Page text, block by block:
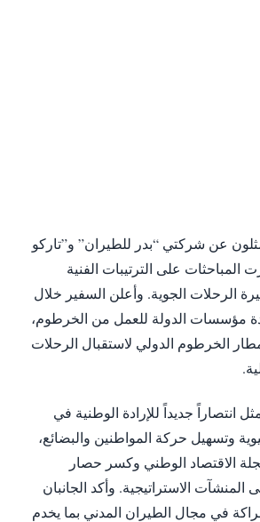
عن شركتي “بدر للطيران” و”تاركو
على الترتيبات الفنية
الرحلات الجوية. وأعلن السفير خلال
مؤسسات الدولة للعمل من الخرطوم،
الخرطوم الدولي لاستقبال الرحلات
انتصاراً جديداً للإرادة الوطنية في
وتسهيل حركة المواطنين والبضائع،
الاقتصاد الوطني وكسر حصار
المنشآت الاستراتيجية. وأكد الجانبان
في مجال الطيران المدني بما يخدم